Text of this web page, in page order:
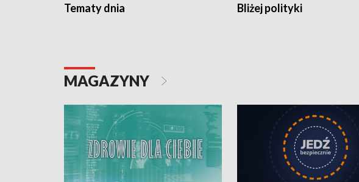
Tematy dnia Bliżej polityki
MAGAZYNY